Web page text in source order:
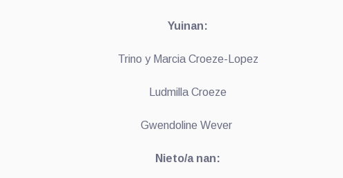
Yuinan:
Trino y Marcia Croeze-Lopez
Ludmilla Croeze
Gwendoline Wever
Nieto/a nan: